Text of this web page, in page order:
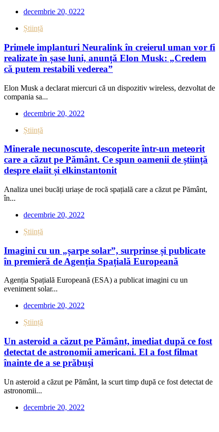
decembrie 20, 0222
Știință
Primele implanturi Neuralink în creierul uman vor fi
realizate în șase luni, anunță Elon Musk: „Credem
că putem restabili vederea”
Elon Musk a declarat miercuri că un dispozitiv wireless, dezvoltat de
compania sa...
decembrie 20, 2022
Știință
Minerale necunoscute, descoperite într-un meteorit
care a căzut pe Pământ. Ce spun oamenii de știință
despre elaiit și elkinstantonit
Analiza unei bucăți uriașe de rocă spațială care a căzut pe Pământ,
în...
decembrie 20, 2022
Știință
Imagini cu un „șarpe solar”, surprinse și publicate
în premieră de Agenția Spațială Europeană
Agenția Spațială Europeană (ESA) a publicat imagini cu un
eveniment solar...
decembrie 20, 2022
Știință
Un asteroid a căzut pe Pământ, imediat după ce fost
detectat de astronomii americani. El a fost filmat
înainte de a se prăbuşi
Un asteroid a căzut pe Pământ, la scurt timp după ce fost detectat de
astronomii...
decembrie 20, 2022